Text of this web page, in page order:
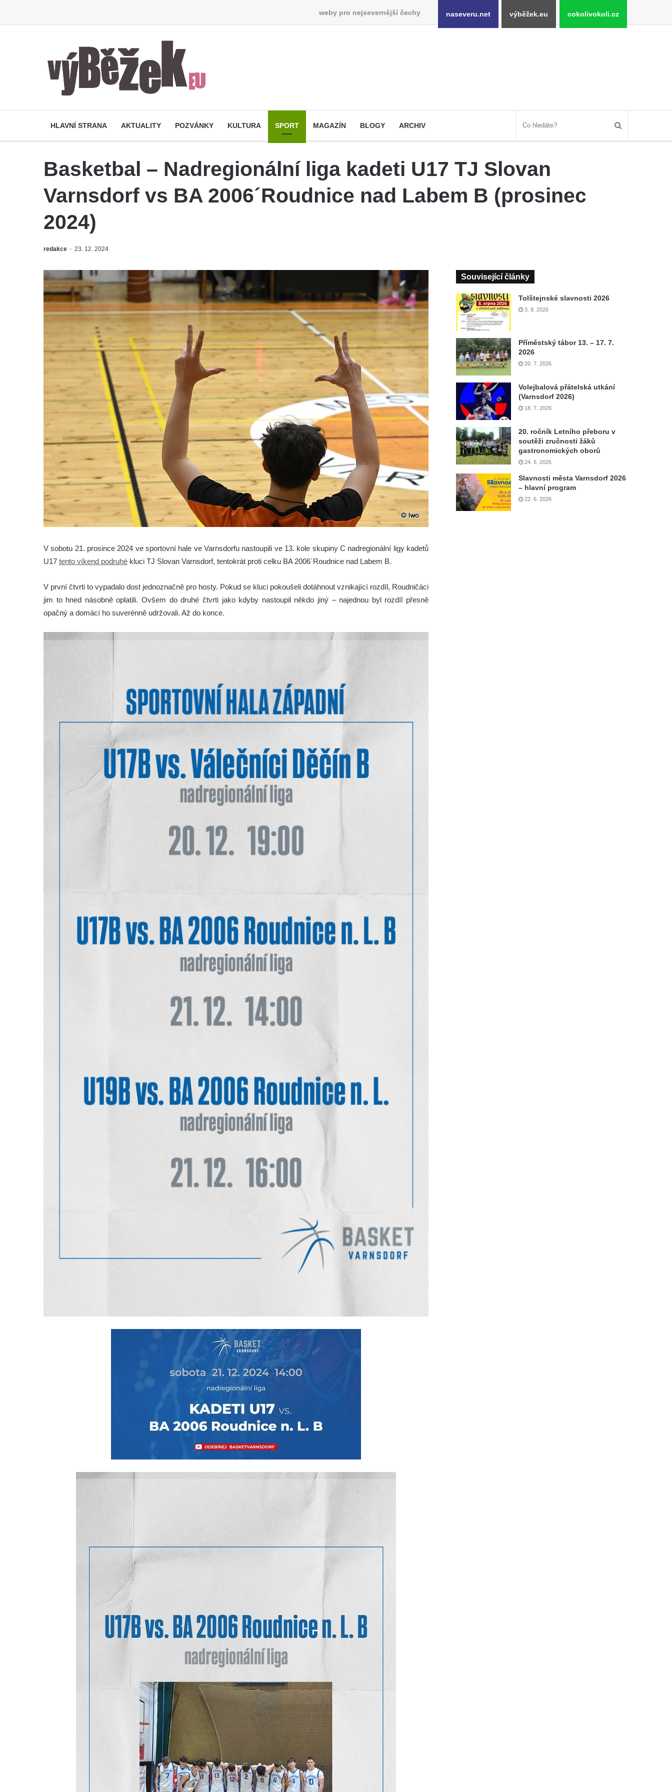
weby pro nejsevernější čechy naseveru.net výběžek.eu cokolivokoli.cz
HLAVNÍ STRANA AKTUALITY POZVÁNKY KULTURA SPORT MAGAZÍN BLOGY ARCHIV
Basketbal – Nadregionální liga kadeti U17 TJ Slovan
Varnsdorf vs BA 2006´Roudnice nad Labem B (prosinec
2024)
redakce 23. 12. 2024
V sobotu 21. prosince 2024 ve sportovní hale ve Varnsdorfu nastoupili ve 13. kole skupiny C nadregionální ligy kadetů
U17 tento víkend podruhé kluci TJ Slovan Varnsdorf, tentokrát proti celku BA 2006´Roudnice nad Labem B.
V první čtvrti to vypadalo dost jednoznačně pro hosty. Pokud se kluci pokoušeli dotáhnout vznikající rozdíl, Roudničáci
jim to hned násobně oplatili. Ovšem do druhé čtvrti jako kdyby nastoupil někdo jiný – najednou byl rozdíl přesně
opačný a domácí ho suverénně udržovali. Až do konce.
Související články
Tolštejnské slavnosti 2026
3. 8. 2026
Příměstský tábor 13. – 17. 7.
2026
20. 7. 2026
Volejbalová přátelská utkání
(Varnsdorf 2026)
18. 7. 2026
20. ročník Letního přeboru v
soutěži zručnosti žáků
gastronomických oborů
24. 6. 2026
Slavnosti města Varnsdorf 2026
– hlavní program
22. 6. 2026